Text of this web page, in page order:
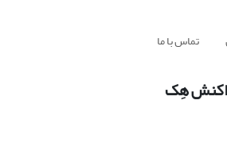
تماس با ما
واکنش هِک